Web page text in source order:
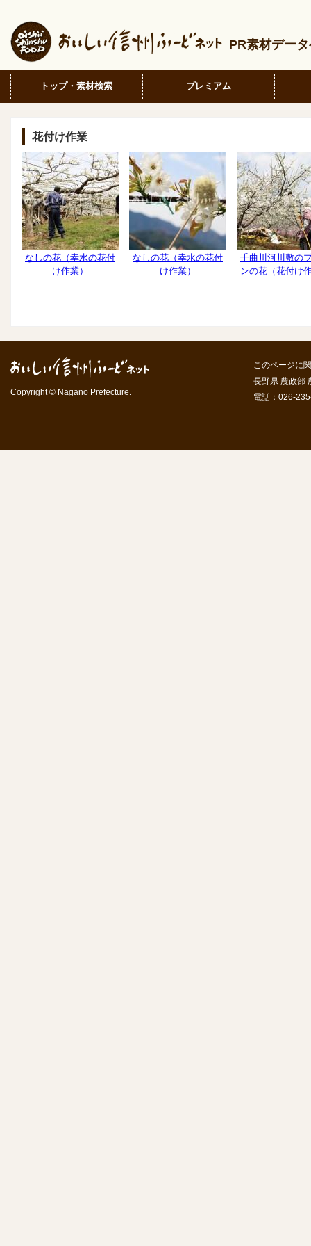
PR素材デー
トップ・素材検索 プレミアム
花付け作業
なしの花（幸水の花付
け作業）
なしの花（幸水の花付
け作業）
千曲川河川敷の
ンの花（花付け
Copyright © Nagano Prefecture.
このページに
長野県 農政部
電話：026-